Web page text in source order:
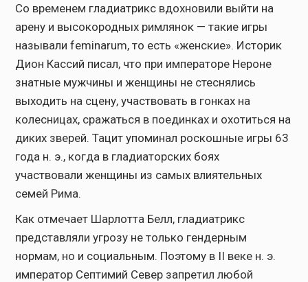
Со временем гладиатрикс вдохновили выйти на
арену и высокородных римлянок — такие игры
называли feminarum, то есть «женские». Историк
Дион Кассий писал, что при императоре Нероне
знатные мужчины и женщины не стеснялись
выходить на сцену, участвовать в гонках на
колесницах, сражаться в поединках и охотиться на
диких зверей. Тацит упоминал роскошные игры 63
года н. э., когда в гладиаторских боях
участвовали женщины из самых влиятельных
семей Рима.
Как отмечает Шарлотта Белл, гладиатрикс
представляли угрозу не только гендерным
нормам, но и социальным. Поэтому в II веке н. э.
император Септимий Север запретил любой